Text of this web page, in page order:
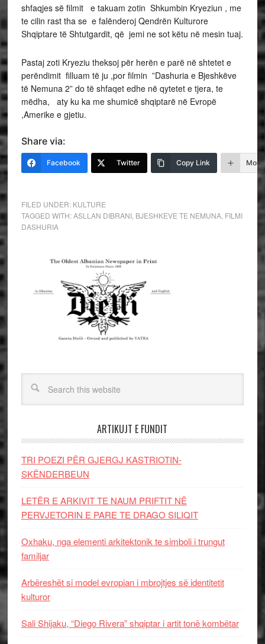
shfaqjes së filmit e takuam zotin Shkumbin Kryeziun , me
te cilin rast tha se e falënderoj Qendrën Kulturore
Shqiptare të Shtutgardit, që jemi ne sot këtu në mesin tuaj.
Pastaj zoti Kryeziu theksoj për herën e parë në shtetet e
perëndimit filluam të ju ,por filmin ”Dashuria e Bjeshkëve
të Nemuna 2” do të shfaqet edhe në qytetet e tjera, te
mëdha, aty ku ka me shumicë shqiptarë në Evropë
,Amerike e gjetiu.
Share via:
Facebook Twitter Copy Link More
FILED UNDER: KULTURE
TAGGED WITH:ASLLAN DIBRANI, BJESHKEVE TE NEMUNA, FILMI
DASHURIA
ARTIKUJT E FUNDIT
TRI POEZI PËR GJERGJ KASTRIOTIN-
SKËNDERBEUN
LETËR E ARKIVIT TE NAUM PRIFTIT NË
PERVJETORIN E PARE TE DRAGO SILIQIT
Oxhaku, nga elementi arkitektonik te simboli i trungut
familjar
Arbëreshët si model evropian i mbrojtjes së identitetit
kulturor
Sali Shijaku, “Diego Rivera” shqiptar i artit tonë kombëtar